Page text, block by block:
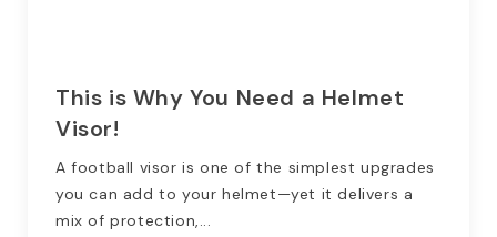
This is Why You Need a Helmet
Visor!
A football visor is one of the simplest upgrades
you can add to your helmet—yet it delivers a
mix of protection,...